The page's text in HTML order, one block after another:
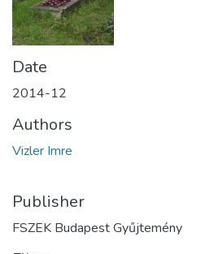
Date
2014-12
Authors
Vizler Imre
Publisher
FSZEK Budapest Gyűjtemény